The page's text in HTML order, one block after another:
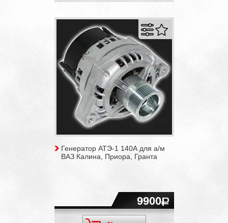
Генератор АТЭ-1 140А для а/м
ВАЗ Калина, Приора, Гранта
9900